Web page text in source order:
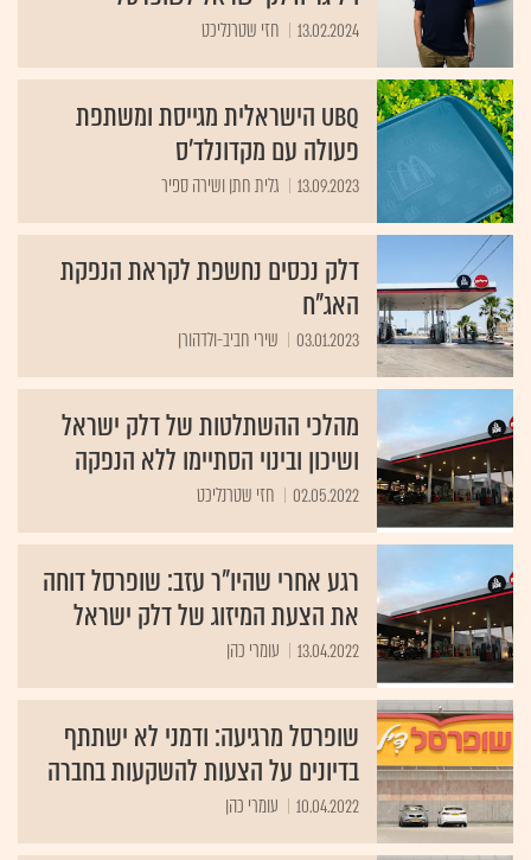
13.02.2024 חזי שטרנליכט
UBQ הישראלית מגייסת ומשתפת
פעולה עם מקדונלד'ס
13.09.2023 גלית חתן ושירה ספיר
דלק נכסים נחשפת לקראת הנפקת
האג"ח
03.01.2023 שירי חביב-ולדהורן
מהלכי ההשתלטות של דלק ישראל
ושיכון ובינוי הסתיימו ללא הנפקה
02.05.2022 חזי שטרנליכט
רגע אחרי שהיו"ר עזב: שופרסל דוחה
את הצעת המיזוג של דלק ישראל
13.04.2022 עומרי כהן
שופרסל מרגיעה: ודמני לא ישתתף
בדיונים על הצעות להשקעות בחברה
10.04.2022 עומרי כהן